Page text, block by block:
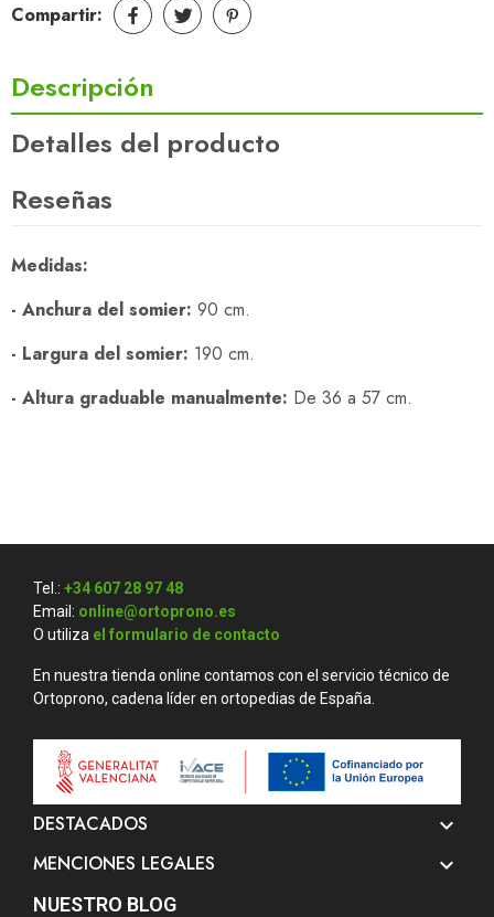
Compartir:
Descripción
Detalles del producto
Reseñas
Medidas:
- Anchura del somier: 90 cm.
- Largura del somier: 190 cm.
- Altura graduable manualmente: De 36 a 57 cm.
Tel.: +34 607 28 97 48
Email: online@ortoprono.es
O utiliza el formulario de contacto
En nuestra tienda online contamos con el servicio técnico de
Ortoprono, cadena líder en ortopedias de España.
DESTACADOS 
MENCIONES LEGALES 
NUESTRO BLOG